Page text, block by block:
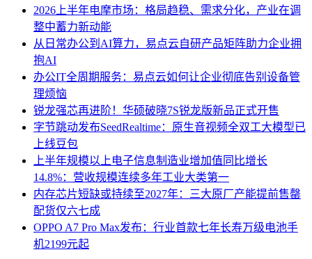
2026上半年电摩市场：格局趋稳、需求分化，产业在调
整中蓄力新动能
从日常办公到AI算力，易点云自研产品矩阵助力企业拥
抱AI
办公IT全周期服务：易点云如何让企业彻底告别设备管
理烦恼
锐龙强芯再进阶！华硕破晓7S锐龙版新品正式开售
字节跳动发布SeedRealtime：原生音视频全双工大模型已
上线豆包
上半年规模以上电子信息制造业增加值同比增长
14.8%：营收规模连续多年工业大类第一
内存芯片短缺或持续至2027年：三大原厂产能提前售罄
配货仅六七成
OPPO A7 Pro Max发布：行业首款七年长寿万级电池手
机2199元起